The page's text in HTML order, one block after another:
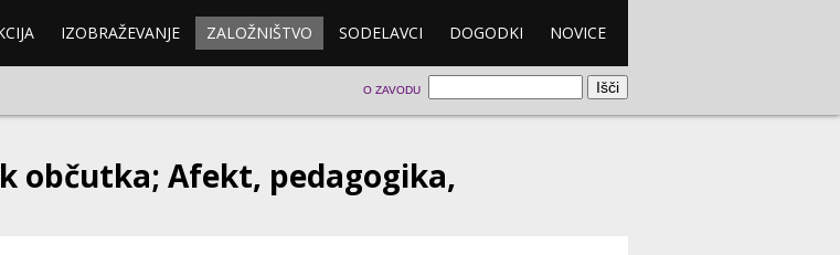
IZOBRAŽEVANJE ZALOŽNIŠTVO SODELAVCI DOGODKI NOVICE
O ZAVODU
občutka; Afekt, pedagogika,